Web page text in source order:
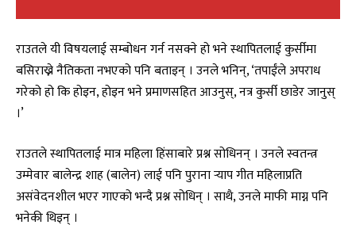
राउतले यी विषयलाई सम्बोधन गर्न नसक्ने हो भने स्थापितलाई कुर्सीमा
बसिराख्ने नैतिकता नभएको पनि बताइन् । उनले भनिन्, ‘तपाईंले अपराध
गरेको हो कि होइन, होइन भने प्रमाणसहित आउनुस्, नत्र कुर्सी छाडेर जानुस्
।’
राउतले स्थापितलाई मात्र महिला हिंसाबारे प्रश्न सोधिनन् । उनले स्वतन्त्र
उम्मेवार बालेन्द्र शाह (बालेन) लाई पनि पुराना र्‍याप गीत महिलाप्रति
असंवेदनशील भएर गाएको भन्दै प्रश्न सोधिन् । साथै, उनले माफी माग्न पनि
भनेकी थिइन् ।